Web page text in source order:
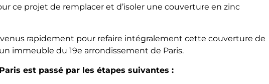
ce projet de remplacer et d’isoler une couverture en zinc
rapidement pour refaire intégralement cette couverture de
immeuble du 19e arrondissement de Paris.
est passé par les étapes suivantes :